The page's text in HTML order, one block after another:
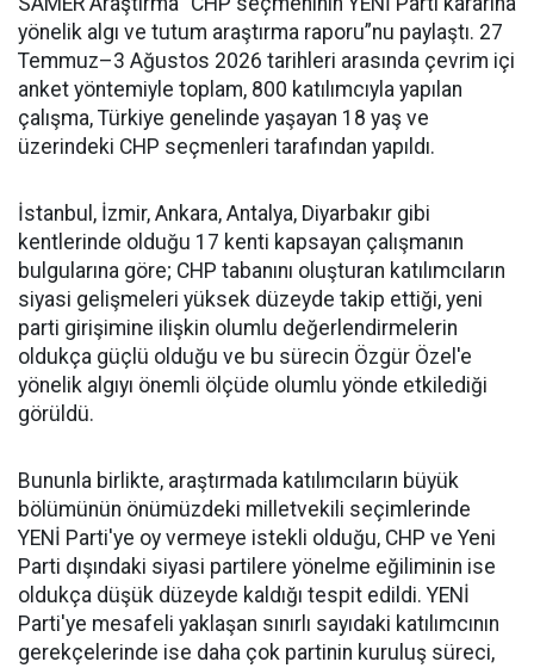
yönelik algı ve tutum araştırma raporu”nu paylaştı. 27
Temmuz–3 Ağustos 2026 tarihleri arasında çevrim içi
anket yöntemiyle toplam, 800 katılımcıyla yapılan
çalışma, Türkiye genelinde yaşayan 18 yaş ve
üzerindeki CHP seçmenleri tarafından yapıldı.
İstanbul, İzmir, Ankara, Antalya, Diyarbakır gibi
kentlerinde olduğu 17 kenti kapsayan çalışmanın
bulgularına göre; CHP tabanını oluşturan katılımcıların
siyasi gelişmeleri yüksek düzeyde takip ettiği, yeni
parti girişimine ilişkin olumlu değerlendirmelerin
oldukça güçlü olduğu ve bu sürecin Özgür Özel'e
yönelik algıyı önemli ölçüde olumlu yönde etkilediği
görüldü.
Bununla birlikte, araştırmada katılımcıların büyük
bölümünün önümüzdeki milletvekili seçimlerinde
YENİ Parti'ye oy vermeye istekli olduğu, CHP ve Yeni
Parti dışındaki siyasi partilere yönelme eğiliminin ise
oldukça düşük düzeyde kaldığı tespit edildi. YENİ
Parti'ye mesafeli yaklaşan sınırlı sayıdaki katılımcının
gerekçelerinde ise daha çok partinin kuruluş süreci,